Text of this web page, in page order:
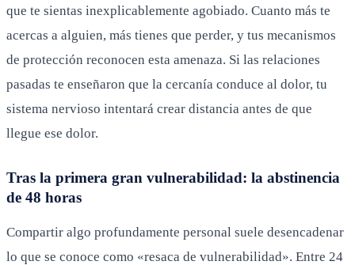
que te sientas inexplicablemente agobiado. Cuanto más te
acercas a alguien, más tienes que perder, y tus mecanismos
de protección reconocen esta amenaza. Si las relaciones
pasadas te enseñaron que la cercanía conduce al dolor, tu
sistema nervioso intentará crear distancia antes de que
llegue ese dolor.
Tras la primera gran vulnerabilidad: la abstinencia
de 48 horas
Compartir algo profundamente personal suele desencadenar
lo que se conoce como «resaca de vulnerabilidad». Entre 24